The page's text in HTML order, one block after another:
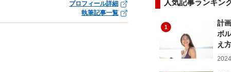
プロフィール詳細
執筆記事一覧
人気記事ランキン
1
計
ボ
え方